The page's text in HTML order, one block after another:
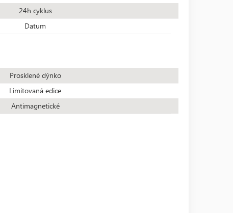
24h cyklus
Datum
Prosklené dýnko
Limitovaná edice
Antimagnetické